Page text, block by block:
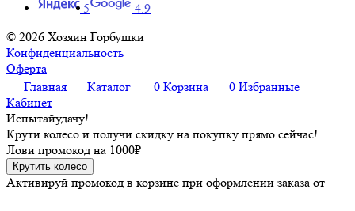
5
4.9
© 2026 Хозяин Горбушки
Конфиденциальность
Оферта
Главная
Каталог 0 Корзина 0 Избранные
Кабинет
Испытайудачу!
Крути колесо и получи скидку на покупку прямо сейчас!
Лови промокод на 1000₽
Крутить колесо
Активируй промокод в корзине при оформлении заказа от